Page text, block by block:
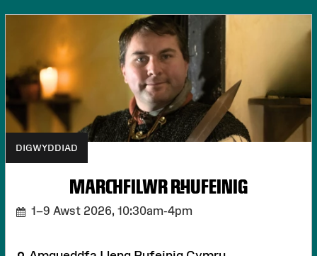
DIGWYDDIAD
MARCHFILWR RHUFEINIG
1–9 Awst 2026, 10:30am-4pm